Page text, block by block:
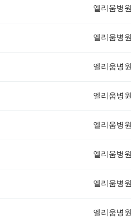
엘리움병원
엘리움병원
엘리움병원
엘리움병원
엘리움병원
엘리움병원
엘리움병원
엘리움병원